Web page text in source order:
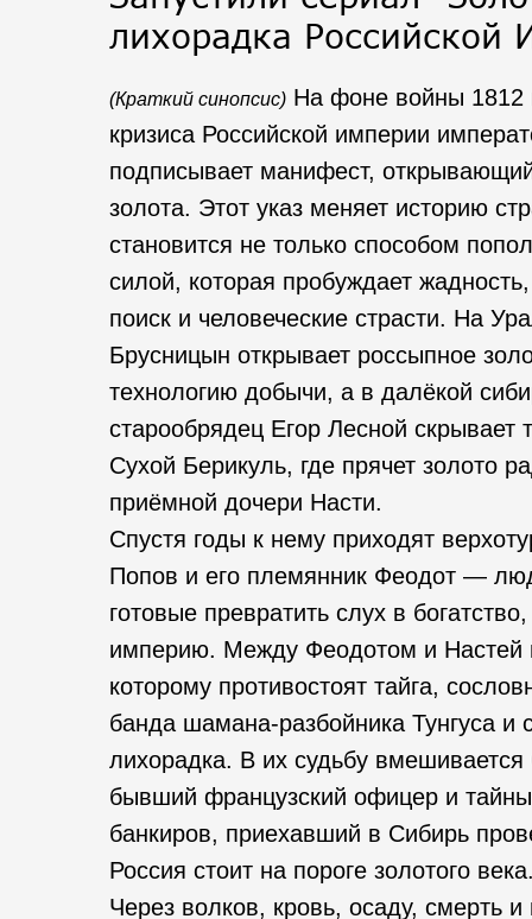
лихорадка Российской
(Краткий синопсис) На фоне войны 1812
кризиса Российской империи
подписывает манифест,
золота. Этот указ меняет историю
становится не только способом
силой, которая пробуждает
поиск и человеческие страсти. На
Брусницын открывает россыпное
технологию добычи, а в далёкой
старообрядец Егор Лесной скрывает
Сухой Берикуль, где прячет золото
приёмной дочери Насти.
Спустя годы к нему приходят
Попов и его племянник Феодот —
готовые превратить слух в
империю. Между Феодотом и Настей
которому противостоят тайга,
банда шамана-разбойника Тунгуса и
лихорадка. В их судьбу
бывший французский офицер и
банкиров, приехавший в Сибирь
Россия стоит на пороге золотого века.
Через волков, кровь, осаду, смерть и